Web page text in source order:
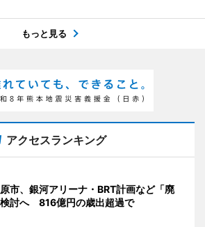
もっと見る
アクセスランキング
市、銀河アリーナ・BRT計画など「廃
検討へ 816億円の歳出超過で